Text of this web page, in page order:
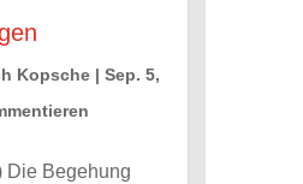
Kopsche| Sep. 5,
Die Begehung